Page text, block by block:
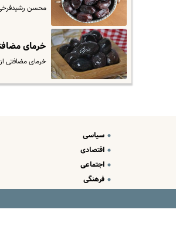
محسن رشیدفرخی، رئیس انجمن خرما
خرمای
خرمای مضافتی
سیاسی
اقتصادی
اجتماعی
فرهنگی